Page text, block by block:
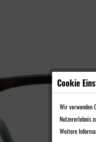
Cookie
Wir verwenden
Nutzererlebnis
Weitere